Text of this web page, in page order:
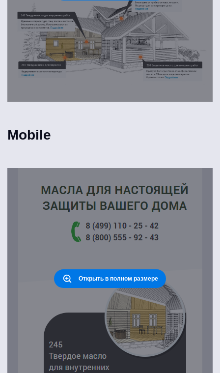
Mobile
Открыть в полном размере